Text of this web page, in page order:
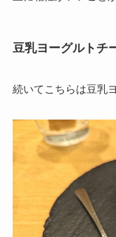
豆乳ヨーグルトチ
続いてこちらは豆乳